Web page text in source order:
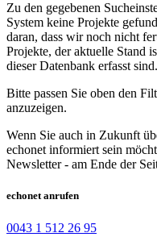
Zu den gegebenen
System keine Projekte
daran, dass wir noch nicht
Projekte, der aktuelle Stand
dieser Datenbank erfasst sind.
Bitte passen Sie oben den
anzuzeigen.
Wenn Sie auch in Zukunft
echonet informiert sein
Newsletter - am Ende der
echonet anrufen
0043 1 512 26 95